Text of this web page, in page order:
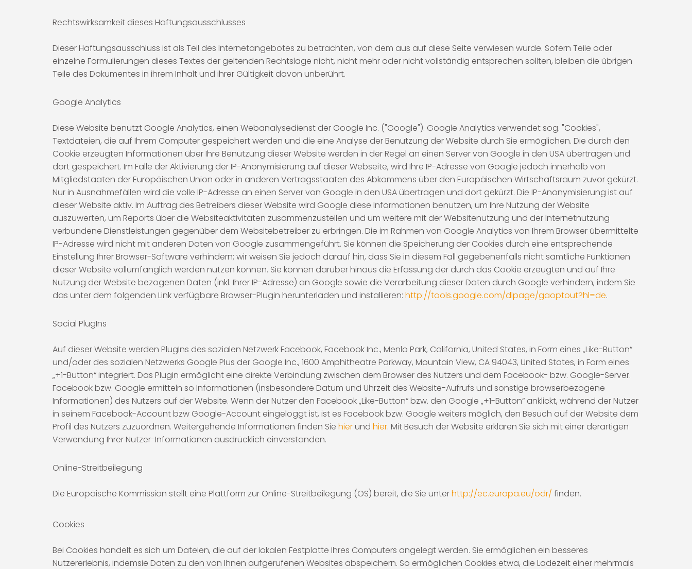
Rechtswirksamkeit dieses Haftungsausschlusses
Dieser Haftungsausschluss ist als Teil des Internetangebotes zu betrachten, von dem aus auf diese Seite verwiesen wurde. Sofern Teile oder
einzelne Formulierungen dieses Textes der geltenden Rechtslage nicht, nicht mehr oder nicht vollständig entsprechen sollten, bleiben die übrigen
Teile des Dokumentes in ihrem Inhalt und ihrer Gültigkeit davon unberührt.
Google Analytics
Diese Website benutzt Google Analytics, einen Webanalysedienst der Google Inc. ("Google"). Google Analytics verwendet sog. "Cookies",
Textdateien, die auf Ihrem Computer gespeichert werden und die eine Analyse der Benutzung der Website durch Sie ermöglichen. Die durch den
Cookie erzeugten Informationen über Ihre Benutzung dieser Website werden in der Regel an einen Server von Google in den USA übertragen und
dort gespeichert. Im Falle der Aktivierung der IP-Anonymisierung auf dieser Webseite, wird Ihre IP-Adresse von Google jedoch innerhalb von
Mitgliedstaaten der Europäischen Union oder in anderen Vertragsstaaten des Abkommens über den Europäischen Wirtschaftsraum zuvor gekürzt.
Nur in Ausnahmefällen wird die volle IP-Adresse an einen Server von Google in den USA übertragen und dort gekürzt. Die IP-Anonymisierung ist auf
dieser Website aktiv. Im Auftrag des Betreibers dieser Website wird Google diese Informationen benutzen, um Ihre Nutzung der Website
auszuwerten, um Reports über die Websiteaktivitäten zusammenzustellen und um weitere mit der Websitenutzung und der Internetnutzung
verbundene Dienstleistungen gegenüber dem Websitebetreiber zu erbringen. Die im Rahmen von Google Analytics von Ihrem Browser übermittelte
IP-Adresse wird nicht mit anderen Daten von Google zusammengeführt. Sie können die Speicherung der Cookies durch eine entsprechende
Einstellung Ihrer Browser-Software verhindern; wir weisen Sie jedoch darauf hin, dass Sie in diesem Fall gegebenenfalls nicht sämtliche Funktionen
dieser Website vollumfänglich werden nutzen können. Sie können darüber hinaus die Erfassung der durch das Cookie erzeugten und auf Ihre
Nutzung der Website bezogenen Daten (inkl. Ihrer IP-Adresse) an Google sowie die Verarbeitung dieser Daten durch Google verhindern, indem Sie
das unter dem folgenden Link verfügbare Browser-Plugin herunterladen und installieren: http://tools.google.com/dlpage/gaoptout?hl=de.
Social PlugIns
Auf dieser Website werden PlugIns des sozialen Netzwerk Facebook, Facebook Inc., Menlo Park, California, United States, in Form eines „Like-Button“
und/oder des sozialen Netzwerks Google Plus der Google Inc., 1600 Amphitheatre Parkway, Mountain View, CA 94043, United States, in Form eines
„+1-Button“ integriert. Das Plugin ermöglicht eine direkte Verbindung zwischen dem Browser des Nutzers und dem Facebook- bzw. Google-Server.
Facebook bzw. Google ermitteln so Informationen (insbesondere Datum und Uhrzeit des Website-Aufrufs und sonstige browserbezogene
Informationen) des Nutzers auf der Website. Wenn der Nutzer den Facebook „Like-Button“ bzw. den Google „+1-Button“ anklickt, während der Nutzer
in seinem Facebook-Account bzw Google-Account eingeloggt ist, ist es Facebook bzw. Google weiters möglich, den Besuch auf der Website dem
Profil des Nutzers zuzuordnen. Weitergehende Informationen finden Sie hierund hier. Mit Besuch der Website erklären Sie sich mit einer derartigen
Verwendung Ihrer Nutzer-Informationen ausdrücklich einverstanden.
Online-Streitbeilegung
Die Europäische Kommission stellt eine Plattform zur Online-Streitbeilegung (OS) bereit, die Sie unterhttp://ec.europa.eu/odr/ finden.
Cookies
Bei Cookies handelt es sich um Dateien, die auf der lokalen Festplatte Ihres Computers angelegt werden. Sie ermöglichen ein besseres
Nutzererlebnis, indemsie Daten zu den von Ihnen aufgerufenen Websites abspeichern. So ermöglichen Cookies etwa, die Ladezeit einer mehrmals